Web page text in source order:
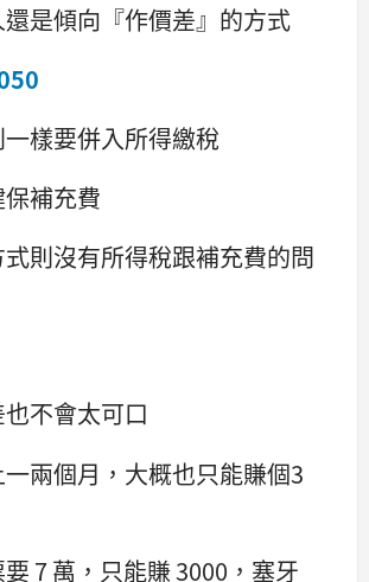
是傾向『作價差』的方式
樣要併入所得繳稅
補充費
則沒有所得稅跟補充費的問
不會太可口
兩個月，大概也只能賺個3
7 萬，只能賺 3000，塞牙